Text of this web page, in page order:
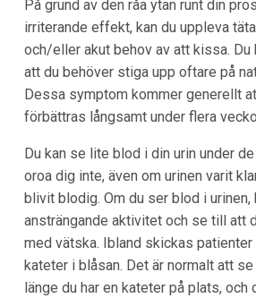
På grund av den råa ytan runt din
irriterande effekt, kan du uppleva
och/eller akut behov av att kissa. Du
att du behöver stiga upp oftare på
Dessa symptom kommer generellt
förbättras långsamt under flera
Du kan se lite blod i din urin under
oroa dig inte, även om urinen varit
blivit blodig. Om du ser blod i urinen,
ansträngande aktivitet och se till att
med vätska. Ibland skickas patienter
kateter i blåsan. Det är normalt att
länge du har en kateter på plats,